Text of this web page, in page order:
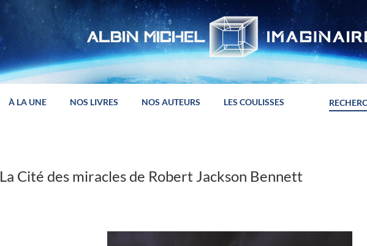
À LA UNE NOS LIVRES NOS AUTEURS LES COULISSES
La Cité des miracles de Robert Jackson Bennett